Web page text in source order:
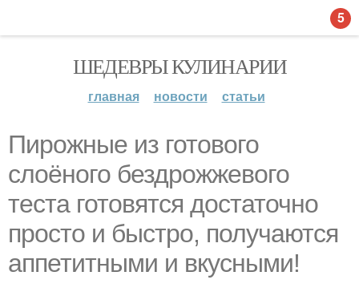
ШЕДЕВРЫ КУЛИНАРИИ
главная новости статьи
Пирожные из готового
слоёного бездрожжевого
теста готовятся достаточно
просто и быстро, получаются
аппетитными и вкусными!
5